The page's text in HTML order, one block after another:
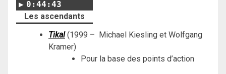
0:44:43
Les ascendants
Tikal(1999 – Michael Kiesling et Wolfgang
Kramer)
Pour la base des points d’action